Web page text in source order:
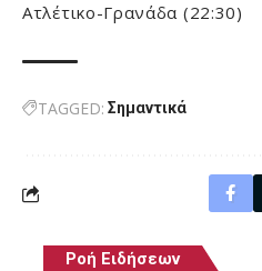
Ατλέτικο-Γρανάδα (22:30)
TAGGED: Σημαντικά
Ροή Ειδήσεων